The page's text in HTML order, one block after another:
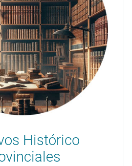
Histórico